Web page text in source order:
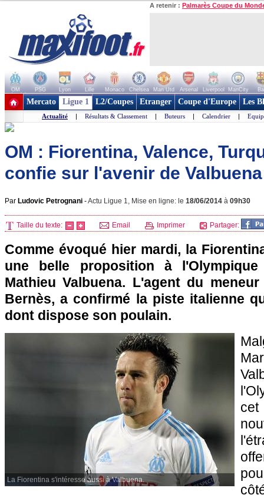
A retenir : Palmarès Coupe du
OM PSG Lyon Lille Monaco Chelsea Man Utd Arsenal Liverpool ManCity
+ de clubs
Mercato Ligue 1 L2/Coupes Etranger Coupe d'Europe Les
Actualité | Résultats & Classement | Buteurs | Calendrier |
OM : Fiorentina, Valence,
confie sur l'avenir de
Par Ludovic Petrognani -Actu Ligue 1, Mise en ligne: le 18/06/2014 à 09h30
Taille du texte: Email Imprimer Partager:
Comme évoqué hier mardi, la
une belle proposition à
Mathieu Valbuena. L'agent du
Bernès, a confirmé la piste italienne
dont dispose son poulain.
La Fiorentina s'intéresse aussi à Valbuena.